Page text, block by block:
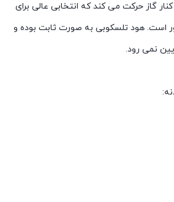
گاز حرکت می کند که انتخابی عالی برای
است. هود تلسکوبی به صورت ثابت بوده و
نمی رود.